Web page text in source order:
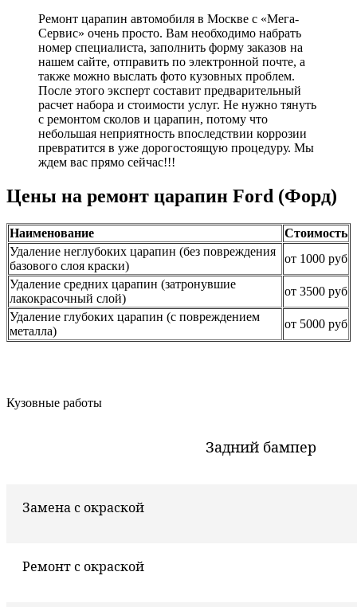
Ремонт царапин автомобиля в Москве с «Мега-
Сервис» очень просто. Вам необходимо набрать
номер специалиста, заполнить форму заказов на
нашем сайте, отправить по электронной почте, а
также можно выслать фото кузовных проблем.
После этого эксперт составит предварительный
расчет набора и стоимости услуг. Не нужно тянуть
с ремонтом сколов и царапин, потому что
небольшая неприятность впоследствии коррозии
превратится в уже дорогостоящую процедуру. Мы
ждем вас прямо сейчас!!!
Цены на ремонт царапин Ford (Форд)
Наименование
Стоимость
Удаление неглубоких царапин (без повреждения
базового слоя краски)
от 1000 руб
Удаление средних царапин (затронувшие
лакокрасочный слой)
от 3500 руб
Удаление глубоких царапин (с повреждением
металла)
от 5000 руб
Кузовные работы
Задний бампер
Замена с окраской
Ремонт с окраской